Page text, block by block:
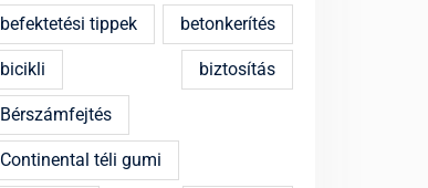
befektetési tippek betonkerítés
bicikli biztosítás
Bérszámfejtés
Continental téli gumi